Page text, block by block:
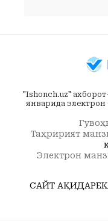
"Ishonch.uz"
январида электрон
Таҳририят
Электрон
САЙТ ҲАҚИДА